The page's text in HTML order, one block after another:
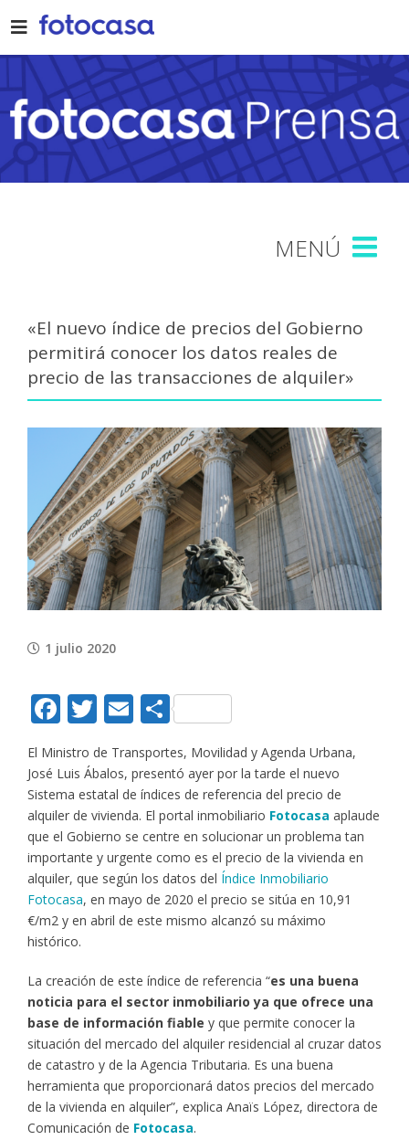
to
content
«El nuevo índice de precios del Gobierno
permitirá conocer los datos reales de
precio de las transacciones de alquiler»
Image
1 julio 2020
Facebook
Twitter
EmailCompartir
El Ministro de Transportes, Movilidad y Agenda Urbana,
José Luis Ábalos, presentó ayer por la tarde el nuevo
Sistema estatal de índices de referencia del precio de
alquiler de vivienda. El portal inmobiliario Fotocasa aplaude
que el Gobierno se centre en solucionar un problema tan
importante y urgente como es el precio de la vivienda en
alquiler, que según los datos del Índice Inmobiliario
Fotocasa, en mayo de 2020 el precio se sitúa en 10,91
€/m2 y en abril de este mismo alcanzó su máximo
histórico.
La creación de este índice de referencia “es una buena
noticia para el sector inmobiliario ya que ofrece una
base de información fiable y que permite conocer la
situación del mercado del alquiler residencial al cruzar datos
de catastro y de la Agencia Tributaria. Es una buena
herramienta que proporcionará datos precios del mercado
de la vivienda en alquiler”, explica Anaïs López, directora de
Comunicación de Fotocasa.